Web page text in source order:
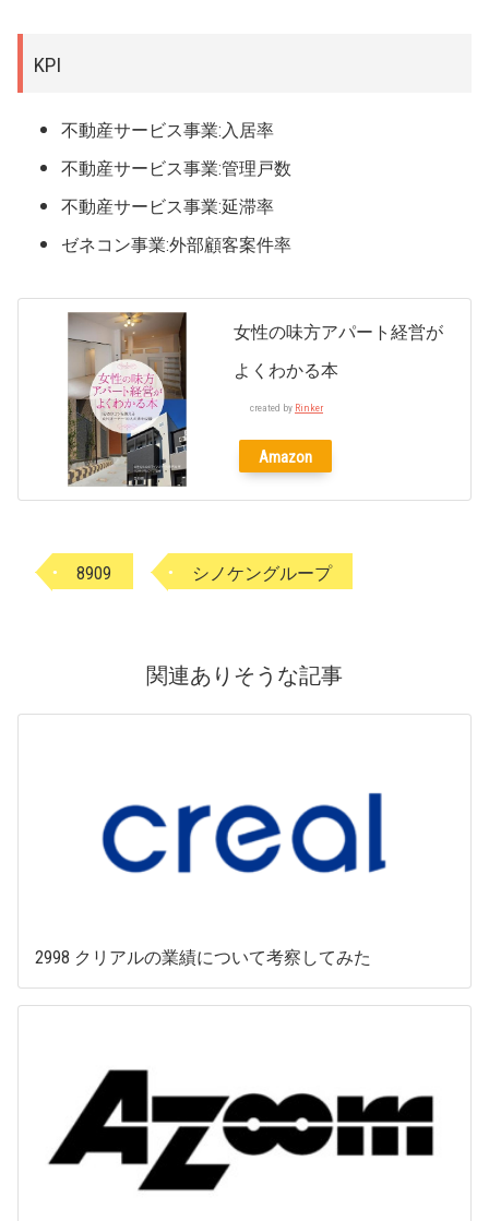
KPI
不動産サービス事業:入居率
不動産サービス事業:管理戸数
不動産サービス事業:延滞率
ゼネコン事業:外部顧客案件率
女性の味方アパート経営が
よくわかる本
created by Rinker
Amazon
8909 シノケングループ
関連ありそうな記事
2998 クリアルの業績について考察してみた